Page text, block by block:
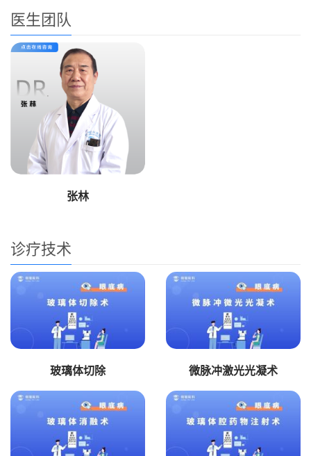
医生团队
张林
诊疗技术
玻璃体切除 微脉冲激光光凝术